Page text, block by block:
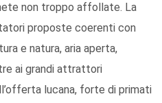
non troppo affollate. La
proposte coerenti con
e natura, aria aperta,
ai grandi attrattori
lucana, forte di primati